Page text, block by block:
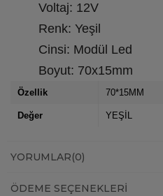
Voltaj: 12V
Renk: Yeşil
Cinsi: Modül Led
Boyut: 70x15mm
Özellik 70*15MM
Değer YEŞİL
YORUMLAR(0)
ÖDEME SEÇENEKLERI